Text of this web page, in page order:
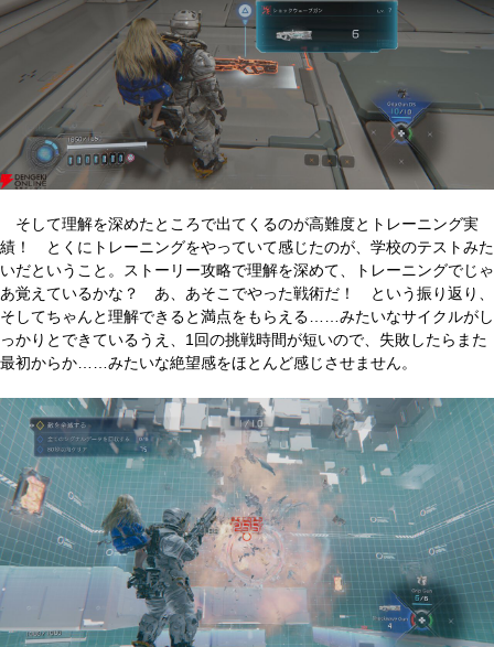
そして理解を深めたところで出てくるのが高難度とトレーニング実
績！ とくにトレーニングをやっていて感じたのが、学校のテストみた
いだということ。ストーリー攻略で理解を深めて、トレーニングでじゃ
あ覚えているかな？ あ、あそこでやった戦術だ！ という振り返り、
そしてちゃんと理解できると満点をもらえる……みたいなサイクルがし
っかりとできているうえ、1回の挑戦時間が短いので、失敗したらまた
最初からか……みたいな絶望感をほとんど感じさせません。